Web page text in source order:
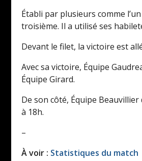
Établi par plusieurs comme
troisième. Il a utilisé ses
Devant le filet, la victoire est
Avec sa victoire, Équipe
Équipe Girard.
De son côté, Équipe
à 18h.
–
À voir : Statistiques du match